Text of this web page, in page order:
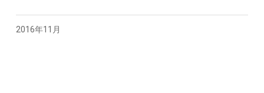
2016年11月